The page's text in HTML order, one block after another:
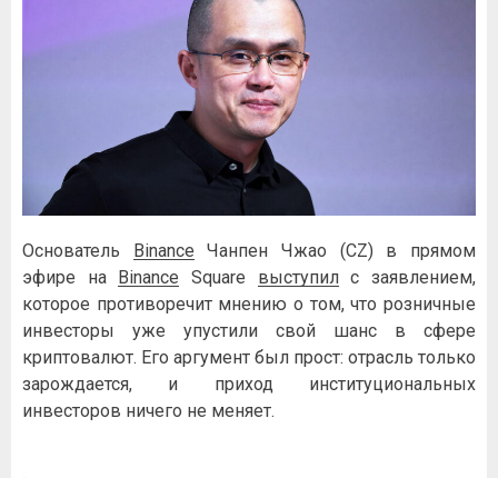
Основатель Binance Чанпен Чжао (CZ) в прямом
эфире на
Binance Square выступилс заявлением,
которое противоречит мнению о том, что розничные
инвесторы уже упустили свой шанс в сфере
криптовалют. Его аргумент был прост: отрасль только
зарождается, и приход институциональных
инвесторов ничего не меняет.